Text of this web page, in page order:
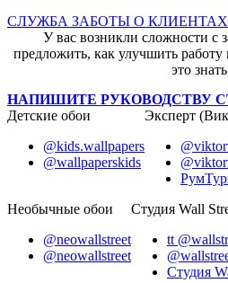
СЛУЖБА ЗАБОТЫ О КЛИЕНТАХ
У вас возникли сложности с
предложить, как улучшить
это
НАПИШИТЕ РУКОВОДСТВУ
Детские обои
@kids.wallpapers
@wallpaperskids
Эксперт
Необычные обои
@neowallstreet
@neowallstreet
Студия Wall
tt
Студия